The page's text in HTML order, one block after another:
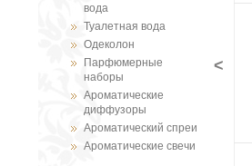
вода
Туалетная вода
Одеколон
Парфюмерные
наборы
Ароматические
диффузоры
Ароматический спреи
Ароматические свечи
<